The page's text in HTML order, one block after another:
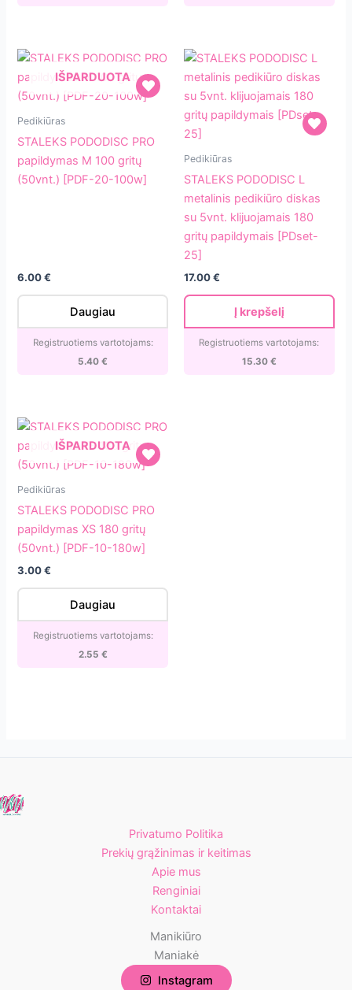
STALEKS
papildymas
20-
IŠPARDUOTA
Pedikiūras
STALEKS PODODISC PRO
papildymas M 100 gritų
(50vnt.) [PDF-20-100w]
6.00€
Daugiau
Registruotiems vartotojams:
5.40€
STALEKS
diskas
5vnt.
klijuojamais
gritų
papildymais
Pedikiūras
STALEKS PODODISC L
metalinis pedikiūro diskas
su 5vnt. klijuojamais 180
gritų papildymais [PDset-
25]
17.00€
Į krepšelį
Registruotiems vartotojams:
15.30 €
STALEKS
papildymas
180
[PDF-
IŠPARDUOTA
Pedikiūras
STALEKS PODODISC PRO
papildymas XS 180 gritų
(50vnt.) [PDF-10-180w]
3.00€
Daugiau
Registruotiems vartotojams:
2.55 €
Privatumo Politika
Prekių grąžinimas ir keitimas
Apie mus
Renginiai
Kontaktai
Manikiūro
Maniakė
Instagram